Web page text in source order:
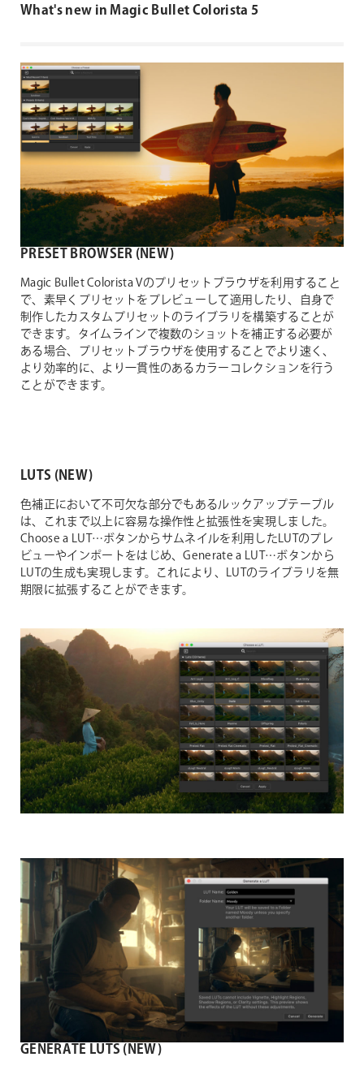
What's new in Magic Bullet Colorista 5
PRESET BROWSER (NEW)
Magic Bullet Colorista Vのプリセットブラウザを利用すること
で、素早くプリセットをプレビューして適用したり、自身で
制作したカスタムプリセットのライブラリを構築することが
できます。タイムラインで複数のショットを補正する必要が
ある場合、プリセットブラウザを使用することでより速く、
より効率的に、より一貫性のあるカラーコレクションを行う
ことができます。
LUTS (NEW)
色補正において不可欠な部分でもあるルックアップテーブル
は、これまで以上に容易な操作性と拡張性を実現しました。
Choose a LUT…ボタンからサムネイルを利用したLUTのプレ
ビューやインポートをはじめ、Generate a LUT…ボタンから
LUTの生成も実現します。これにより、LUTのライブラリを無
期限に拡張することができます。
GENERATE LUTS (NEW)